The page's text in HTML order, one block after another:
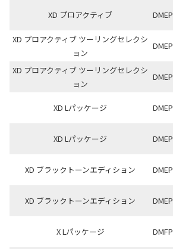
XD プロアクティブ DMEP
XD プロアクティブ ツーリングセレクシ
ョン
DMEP
XD プロアクティブ ツーリングセレクシ
ョン
DMEP
XD Lパッケージ DMEP
XD Lパッケージ DMEP
XD ブラックトーンエディション DMEP
XD ブラックトーンエディション DMEP
X Lパッケージ DMFP